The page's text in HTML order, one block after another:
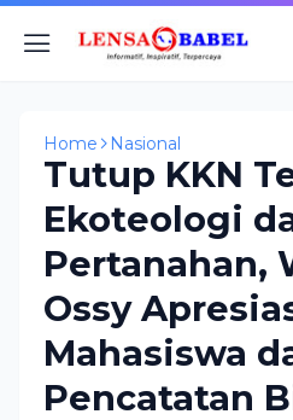
Home Nasional
Tutup KKN
Ekoteologi
Pertanahan,
Ossy
Mahasiswa
Pencatatan